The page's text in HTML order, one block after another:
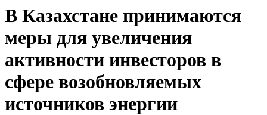
В Казахстане принимаются
меры для увеличения
активности инвесторов в
сфере возобновляемых
источников энергии